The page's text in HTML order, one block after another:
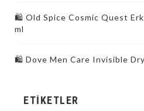
🛍️ Old Spice Cosmic Quest
ml
🛍️ Dove Men Care Invisible
ETIKETLER